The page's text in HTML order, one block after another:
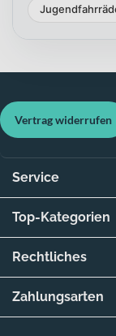
Vertrag widerrufen
Service
Top-Kategorien
Rechtliches
Zahlungsarten